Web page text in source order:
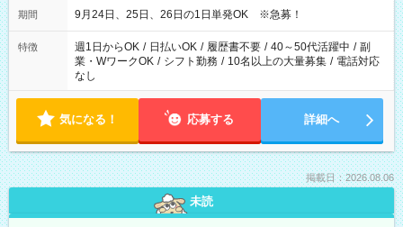
期間 9月24日、25日、26日の1日単発OK ※急募！
特徴 週1日からOK / 日払いOK / 履歴書不要 / 40～50代活躍中 / 副
業・WワークOK / シフト勤務 / 10名以上の大量募集 / 電話対応
なし
気になる！ 応募する 詳細へ
掲載日：2026.08.06
未読